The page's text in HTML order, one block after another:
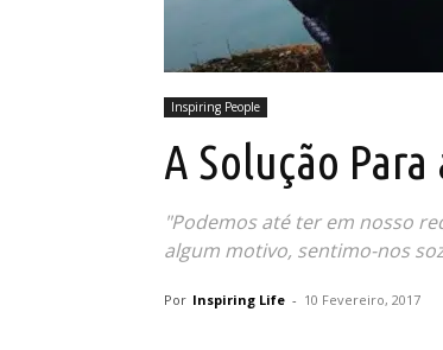
Inspiring People
A Solução
"Podemos até ter em nosso
algum motivo, sentimo-nos
Por Inspiring Life - 10 Fevereiro, 2017